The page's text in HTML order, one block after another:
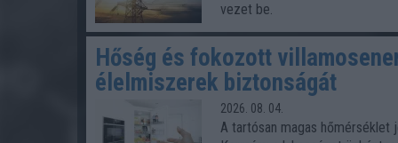
vezet be.
Hőség és fokozott
élelmiszerek biztonságát
2026. 08. 04.
A tartósan magas hőmérséklet